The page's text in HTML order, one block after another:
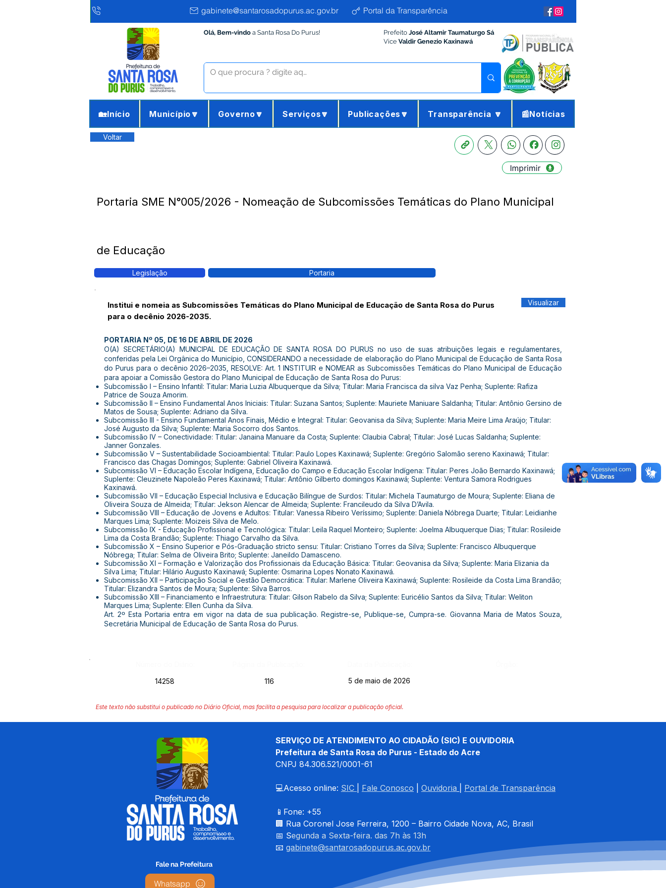
gabinete@santarosadopurus.ac.gov.br Portal da Transparência
Olá, Bem-vindo a Santa Rosa Do Purus! Prefeito José Altamir Taumaturgo Sá
Vice Valdir Genezio Kaxinawá
🏡Início Município🔽 Governo🔽 Serviços🔽 Publicações🔽 Transparência 🔽 📰Notícias
Voltar
Imprimir
Portaria SME N°005/2026 - Nomeação de Subcomissões Temáticas do Plano Municipal
de Educação
Legislação Portaria
Institui e nomeia as Subcomissões Temáticas do Plano Municipal de Educação de Santa Rosa do Purus
para o decênio 2026-2035.
Visualizar
PORTARIA Nº 05, DE 16 DE ABRIL DE 2026
O(A) SECRETÁRIO(A) MUNICIPAL DE EDUCAÇÃO DE SANTA ROSA DO PURUS no uso de suas atribuições legais e regulamentares,
conferidas pela Lei Orgânica do Município, CONSIDERANDO a necessidade de elaboração do Plano Municipal de Educação de Santa Rosa
do Purus para o decênio 2026–2035, RESOLVE: Art. 1 INSTITUIR e NOMEAR as Subcomissões Temáticas do Plano Municipal de Educação
para apoiar a Comissão Gestora do Plano Municipal de Educação de Santa Rosa do Purus:
Subcomissão I – Ensino Infantil: Titular: Maria Luzia Albuquerque da Silva; Titular: Maria Francisca da silva Vaz Penha; Suplente: Rafiza
Patrice de Souza Amorim.
Subcomissão II – Ensino Fundamental Anos Iniciais: Titular: Suzana Santos; Suplente: Mauriete Maniuare Saldanha; Titular: Antônio Gersino de
Matos de Sousa; Suplente: Adriano da Silva.
Subcomissão III - Ensino Fundamental Anos Finais, Médio e Integral: Titular: Geovanisa da Silva; Suplente: Maria Meire Lima Araújo; Titular:
José Augusto da Silva; Suplente: Maria Socorro dos Santos.
Subcomissão IV – Conectividade: Titular: Janaina Manuare da Costa; Suplente: Claubia Cabral; Titular: José Lucas Saldanha; Suplente:
Janner Gonzales.
Subcomissão V – Sustentabilidade Socioambiental: Titular: Paulo Lopes Kaxinawá; Suplente: Gregório Salomão sereno Kaxinawá; Titular:
Francisco das Chagas Domingos; Suplente: Gabriel Oliveira Kaxinawá.
Subcomissão VI – Educação Escolar Indígena, Educação do Campo e Educação Escolar Indígena: Titular: Peres João Bernardo Kaxinawá;
Suplente: Cleuzinete Napoleão Peres Kaxinawá; Titular: Antônio Gilberto domingos Kaxinawá; Suplente: Ventura Samora Rodrigues
Kaxinawá.
Subcomissão VII – Educação Especial Inclusiva e Educação Bilíngue de Surdos: Titular: Michela Taumaturgo de Moura; Suplente: Eliana de
Oliveira Souza de Almeida; Titular: Jekson Alencar de Almeida; Suplente: Francileudo da Silva D’Avila.
Subcomissão VIII – Educação de Jovens e Adultos: Titular: Vanessa Ribeiro Veríssimo; Suplente: Daniela Nóbrega Duarte; Titular: Leidianhe
Marques Lima; Suplente: Moizeis Silva de Melo.
Subcomissão IX - Educação Profissional e Tecnológica: Titular: Leila Raquel Monteiro; Suplente: Joelma Albuquerque Dias; Titular: Rosileide
Lima da Costa Brandão; Suplente: Thiago Carvalho da Silva.
Subcomissão X – Ensino Superior e Pós-Graduação stricto sensu: Titular: Cristiano Torres da Silva; Suplente: Francisco Albuquerque
Nóbrega; Titular: Selma de Oliveira Brito; Suplente: Janeildo Damasceno.
Subcomissão XI – Formação e Valorização dos Profissionais da Educação Básica: Titular: Geovanisa da Silva; Suplente: Maria Elizania da
Silva Lima; Titular: Hilário Augusto Kaxinawá; Suplente: Osmarina Lopes Nonato Kaxinawá.
Subcomissão XII – Participação Social e Gestão Democrática: Titular: Marlene Oliveira Kaxinawá; Suplente: Rosileide da Costa Lima Brandão;
Titular: Elizandra Santos de Moura; Suplente: Silva Barros.
Subcomissão XIII – Financiamento e Infraestrutura: Titular: Gilson Rabelo da Silva; Suplente: Euricélio Santos da Silva; Titular: Weliton
Marques Lima; Suplente: Ellen Cunha da Silva.
Art. 2º Esta Portaria entra em vigor na data de sua publicação. Registre-se, Publique-se, Cumpra-se. Giovanna Maria de Matos Souza,
Secretária Municipal de Educação de Santa Rosa do Purus.
14258
116 5 de maio de 2026
Este texto não substitui o publicado no Diário Oficial, mas facilita a pesquisa para localizar a publicação oficial.
SERVIÇO DE ATENDIMENTO AO CIDADÃO (SIC) E OUVIDORIA
Prefeitura de Santa Rosa do Purus - Estado do Acre
CNPJ 84.306.521/0001-61
💻Acesso online: SIC Fale Conosco Ouvidoria Portal de Transparência
📱Fone: +55
🏢 Rua Coronel Jose Ferreira, 1200 – Bairro Cidade Nova, AC, Brasil
📅 Segunda a Sexta-feira. das 7h às 13h
📧 gabinete@santarosadopurus.ac.gov.br
Fale na Prefeitura
Whatsapp